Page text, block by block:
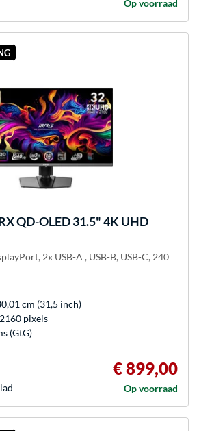
Op voorraad
QD-OLED 31.5" 4K UHD
2x USB-A , USB-B, USB-C, 240
cm (31,5 inch)
pixels
(GtG)
€ 899,00
Op voorraad